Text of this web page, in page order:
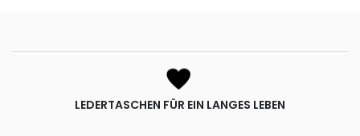
LEDERTASCHEN FÜR EIN LANGES LEBEN